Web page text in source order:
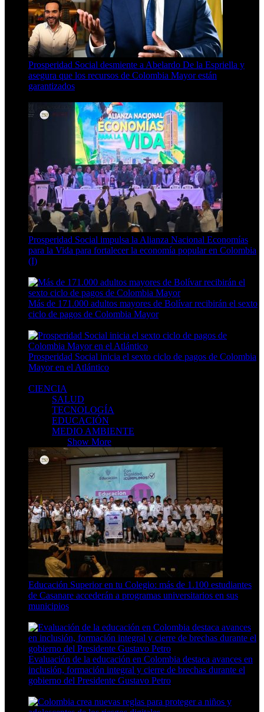
Prosperidad Social desmiente a Abelardo De la Espriella y
asegura que los recursos de Colombia Mayor están
garantizados
Prosperidad Social impulsa la Alianza Nacional Economías
para la Vida para fortalecer la economía popular en Colombia
(I)
Más de 171.000 adultos mayores de Bolívar recibirán el sexto
ciclo de pagos de Colombia Mayor
Prosperidad Social inicia el sexto ciclo de pagos de Colombia
Mayor en el Atlántico
CIENCIA
SALUD
TECNOLOGÍA
EDUCACIÓN
MEDIO AMBIENTE
Show More
Educación Superior en tu Colegio: más de 1.100 estudiantes
de Casanare accederán a programas universitarios en sus
municipios
Evaluación de la educación en Colombia destaca avances en
inclusión, formación integral y cierre de brechas durante el
gobierno del Presidente Gustavo Petro